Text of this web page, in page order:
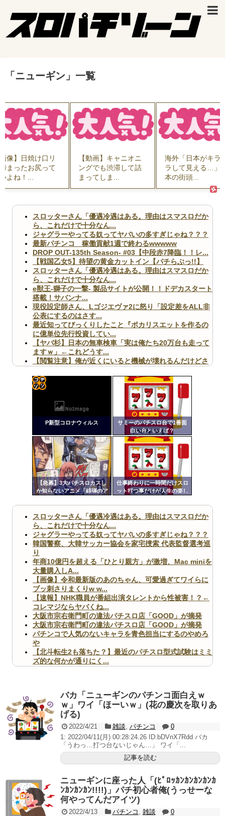
「 ニューギン 」 一覧
像】日焼け口リ
まったお尻って
よね！...
【動画】キャニオニ
ングでも渋滞して詰
まってしま...
海外「日本がキラ
ラして見える…」
本の街頭...
スロッターさん「優遇冷遇はある。理由はスマスロだか
ら、これだけで十分なん...
ジャグラーやってる奴ってヤバいの多すぎじゃね？？？
最新パチンコ 稼働貢献1週で終わるwwwww
DROP OUT-135th Season- #03【中段赤7降臨！！レ...
【戦国乙女5】待望の黄金カットイン【パチらぶっ!!】
スロッターさん「優遇冷遇はある。理由はスマスロだか
ら、これだけで十分なん...
e獣王-獅子の一撃- 製品サイトが公開！！ドデカスタート
搭載！サバンナ...
現役設定師さん、Lゴジエヴァ2に怒り「設定差をALL非
公表にするのはさす...
最近知ってびっくりしたこと『ポカリスエットを作るの
に億単位先行投資してい...
【ヤバ杉】日本の無車検車「実は俺たち20万台も走って
ますｗ」←これどうす...
【閲覧注意】俺が近くにいると機械が壊れるんだけどさ
な新商品を発売
Powered by livedoor 相互RSS
P新型コロナウィルス
サミーのパチスロ台で1番面
白い台といえば？
【急募】3大パチスロカスし
か知らないアニメ「緋弾のア
ールズ」
仕事終わりに一時間だけスロ
ット打つ事だけが人生の楽し
定リ
ンク
自動
更新
ツー
スロッターさん「優遇冷遇はある。理由はスマスロだか
ら、これだけで十分なん...
ジャグラーやってる奴ってヤバいの多すぎじゃね？？？
韓国警察、大韓サッカー協会を家宅捜索 代表監督選考巡
り
年商10億円を超える「ひとり親方」が激増、Mac miniを
大量購入しA...
【画像】令和最新版のあのちゃん、可愛過ぎてワイらに
ブッ刺さりまくりw w...
【速報】NHK職員が番組出演タレントから性被害！？←
コレマジならヤバくね...
大阪市宗右衛門町の違法パチスロ店「GOOD」が摘発
大阪市宗右衛門町の違法パチスロ店「GOOD」が摘発
パチンコで人気のないキャラを青色担当にするのやめろ
や
【北斗転生2も落ちた？】最近のパチスロ型式試験はミミ
ズ的な何かが通りにく...
Powered by livedoor 相互RSS
バカ「ニューギンのパチンコ面白えｗ
ｗ」ワイ「ほーいｗ」(花の慶次を取りあ
げる)
2022/4/21 雑談 パチンコ
0
1: 2022/04/11(月) 00:28:24.26 ID:bDVnX7Rdd バカ
「うわっ…打つ台ないじゃん…」 ワイ「...
記事を読む
ニューギンに座った人「(ﾋﾟﾛｯｶﾝｶﾝｶﾝｶﾝｶ
ﾝｶﾝｶﾝｶﾝ!!!!)」パチ初心者俺(うっせーな
何やってんだアイツ)
2022/4/13 パチンコ 雑談
0